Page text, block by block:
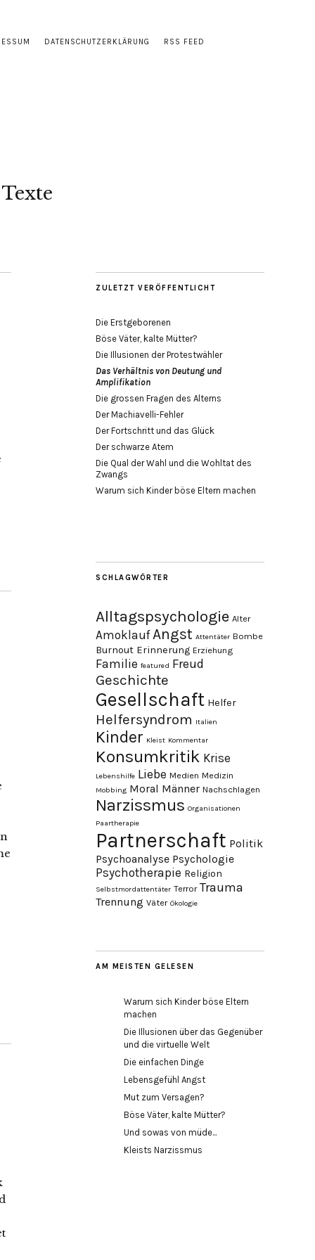
DATENSCHUTZERKLÄRUNG RSS FEED
ZULETZT VERÖFFENTLICHT
Die Erstgeborenen
Böse Väter, kalte Mütter?
Die Illusionen der Protestwähler
Das Verhältnis von Deutung und
Amplifikation
Die grossen Fragen des Alterns
Der Machiavelli-Fehler
Der Fortschritt und das Glück
Der schwarze Atem
Die Qual der Wahl und die Wohltat des
Zwangs
Warum sich Kinder böse Eltern machen
SCHLAGWÖRTER
Alltagspsychologie Alter
Amoklauf Angst Attentäter Bombe
Burnout Erinnerung Erziehung
Familie featured Freud
Geschichte
Gesellschaft Helfer
Helfersyndrom Italien
Kinder Kleist Kommentar
Konsumkritik Krise
Lebenshilfe Liebe Medien Medizin
Mobbing Moral Männer Nachschlagen
Narzissmus Organisationen
Paartherapie
Partnerschaft Politik
Psychoanalyse Psychologie
Psychotherapie Religion
Selbstmordattentäter Terror Trauma
Trennung Väter Ökologie
AM MEISTEN GELESEN
Warum sich Kinder böse Eltern
machen
Die Illusionen über das Gegenüber
und die virtuelle Welt
Die einfachen Dinge
Lebensgefühl Angst
Mut zum Versagen?
Böse Väter, kalte Mütter?
Und sowas von müde...
Kleists Narzissmus